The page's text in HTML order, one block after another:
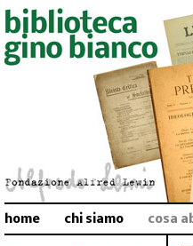
home chi siamo cosa